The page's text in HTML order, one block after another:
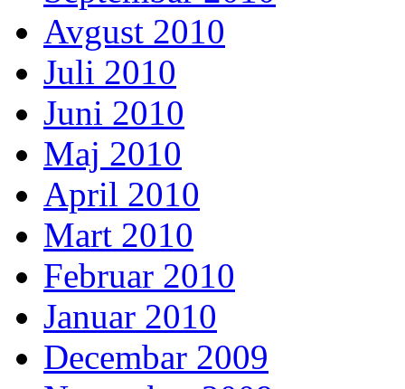
Avgust 2010
Juli 2010
Juni 2010
Maj 2010
April 2010
Mart 2010
Februar 2010
Januar 2010
Decembar 2009